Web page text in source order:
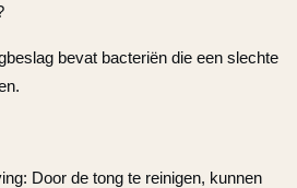
bevat bacteriën die een slechte
Door de tong te reinigen, kunnen